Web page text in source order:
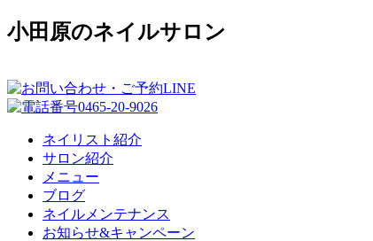
小田原のネイルサロン
ネイリスト紹介
サロン紹介
メニュー
ブログ
ネイルメンテナンス
お知らせ&キャンペーン